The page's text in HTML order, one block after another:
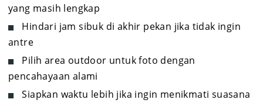
yang masih lengkap
Hindari jam sibuk di akhir pekan jika tidak ingin
antre
Pilih area outdoor untuk foto dengan
pencahayaan alami
Siapkan waktu lebih jika ingin menikmati suasana